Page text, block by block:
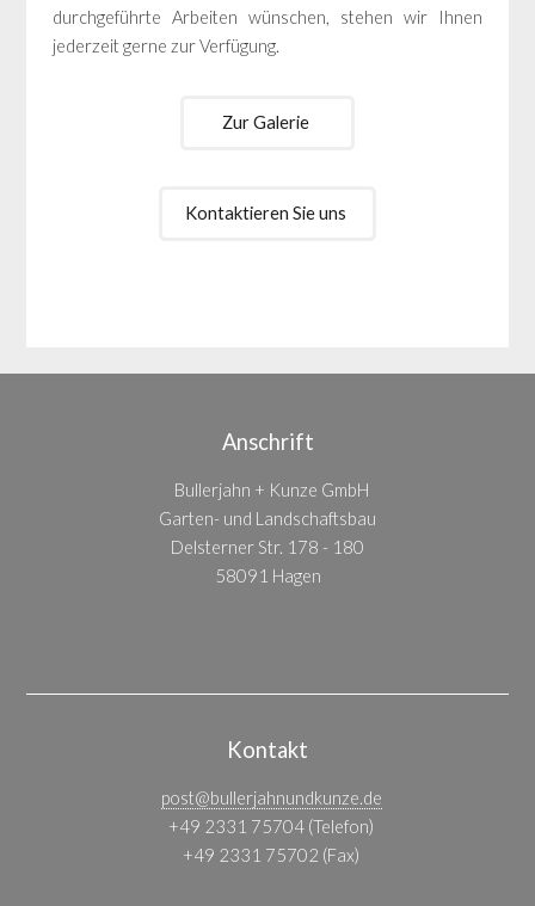
durchgeführte Arbeiten wünschen, stehen wir Ihnen
jederzeit gerne zur Verfügung.
Zur Galerie
Kontaktieren Sie uns
Anschrift
Bullerjahn + Kunze GmbH
Garten- und Landschaftsbau
Delsterner Str. 178 - 180
58091 Hagen
Kontakt
post@bullerjahnundkunze.de
+49 2331 75704 (Telefon)
+49 2331 75702 (Fax)